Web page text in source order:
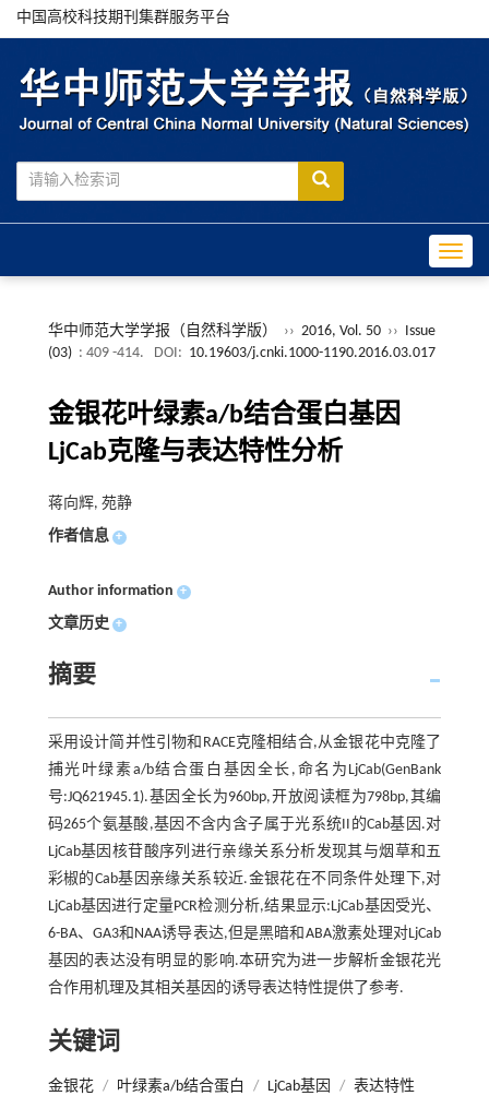
中国高校科技期刊集群服务平台
华中师范大学学报（自然科学版） ›› 2016, Vol. 50 ››
Issue
(03) : 409 -414. DOI: 10.19603/j.cnki.1000-1190.2016.03.017
金银花叶绿素a/b结合蛋白基因
LjCab克隆与表达特性分析
蒋向辉, 苑静
作者信息 +
Author information +
文章历史 +
摘要
采用设计简并性引物和RACE克隆相结合,从金银花中克隆了
捕光叶绿素a/b结合蛋白基因全长,命名为LjCab(GenBank
号:JQ621945.1).基因全长为960bp,开放阅读框为798bp,其编
码265个氨基酸,基因不含内含子属于光系统II的Cab基因.对
LjCab基因核苷酸序列进行亲缘关系分析发现其与烟草和五
彩椒的Cab基因亲缘关系较近.金银花在不同条件处理下,对
LjCab基因进行定量PCR检测分析,结果显示:LjCab基因受光、
6-BA、GA3和NAA诱导表达,但是黑暗和ABA激素处理对LjCab
基因的表达没有明显的影响.本研究为进一步解析金银花光
合作用机理及其相关基因的诱导表达特性提供了参考.
关键词
金银花 / 叶绿素a/b结合蛋白 / LjCab基因 / 表达特性